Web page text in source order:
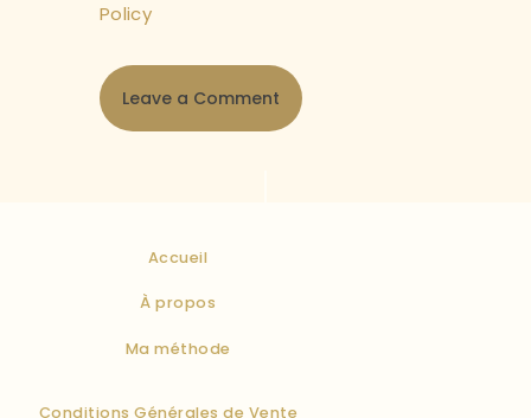
Policy
Accueil
À propos
Ma méthode
Conditions Générales de Vente